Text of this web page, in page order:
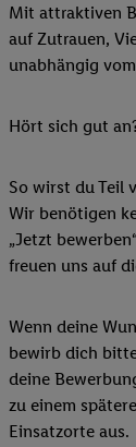
Mit attraktiven
auf Zutrauen,
unabhängig
Hört sich gut
So wirst du Teil
Wir benötigen
„Jetzt
freuen uns auf
Wenn deine
bewirb dich
deine
zu einem
Einsatzorte aus.